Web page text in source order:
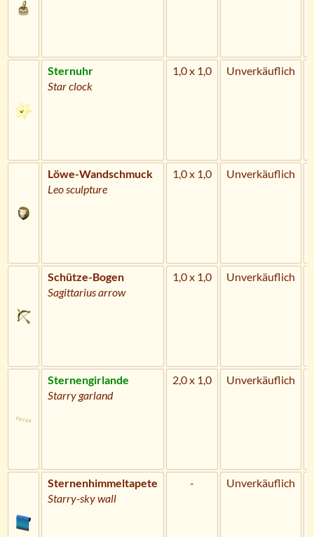
Sternuhr
Star clock
1,0 x 1,0 Unverkäuflich
Löwe-Wandschmuck
Leo sculpture
1,0 x 1,0 Unverkäuflich
Schütze-Bogen
Sagittarius arrow
1,0 x 1,0 Unverkäuflich
Sternengirlande
Starry garland
2,0 x 1,0 Unverkäuflich
Sternenhimmeltapete
Starry-sky wall
- Unverkäuflich